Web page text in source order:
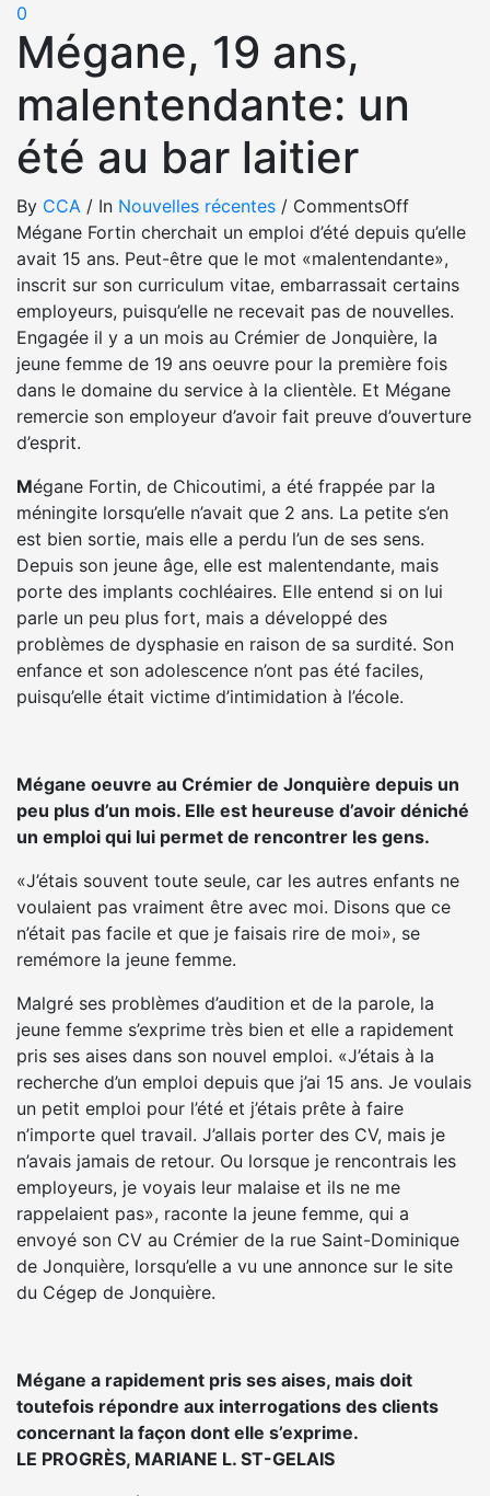
0
Mégane, 19 ans,
malentendante: un
été au bar laitier
By CCA / In Nouvelles récentes / CommentsOff
Mégane Fortin cherchait un emploi d’été depuis qu’elle
avait 15 ans. Peut-être que le mot «malentendante»,
inscrit sur son curriculum vitae, embarrassait certains
employeurs, puisqu’elle ne recevait pas de nouvelles.
Engagée il y a un mois au Crémier de Jonquière, la
jeune femme de 19 ans oeuvre pour la première fois
dans le domaine du service à la clientèle. Et Mégane
remercie son employeur d’avoir fait preuve d’ouverture
d’esprit.
Mégane Fortin, de Chicoutimi, a été frappée par la
méningite lorsqu’elle n’avait que 2 ans. La petite s’en
est bien sortie, mais elle a perdu l’un de ses sens.
Depuis son jeune âge, elle est malentendante, mais
porte des implants cochléaires. Elle entend si on lui
parle un peu plus fort, mais a développé des
problèmes de dysphasie en raison de sa surdité. Son
enfance et son adolescence n’ont pas été faciles,
puisqu’elle était victime d’intimidation à l’école.
Mégane oeuvre au Crémier de Jonquière depuis un
peu plus d’un mois. Elle est heureuse d’avoir déniché
un emploi qui lui permet de rencontrer les gens.
«J’étais souvent toute seule, car les autres enfants ne
voulaient pas vraiment être avec moi. Disons que ce
n’était pas facile et que je faisais rire de moi», se
remémore la jeune femme.
Malgré ses problèmes d’audition et de la parole, la
jeune femme s’exprime très bien et elle a rapidement
pris ses aises dans son nouvel emploi. «J’étais à la
recherche d’un emploi depuis que j’ai 15 ans. Je voulais
un petit emploi pour l’été et j’étais prête à faire
n’importe quel travail. J’allais porter des CV, mais je
n’avais jamais de retour. Ou lorsque je rencontrais les
employeurs, je voyais leur malaise et ils ne me
rappelaient pas», raconte la jeune femme, qui a
envoyé son CV au Crémier de la rue Saint-Dominique
de Jonquière, lorsqu’elle a vu une annonce sur le site
du Cégep de Jonquière.
Mégane a rapidement pris ses aises, mais doit
toutefois répondre aux interrogations des clients
concernant la façon dont elle s’exprime.
LE PROGRÈS, MARIANE L. ST-GELAIS